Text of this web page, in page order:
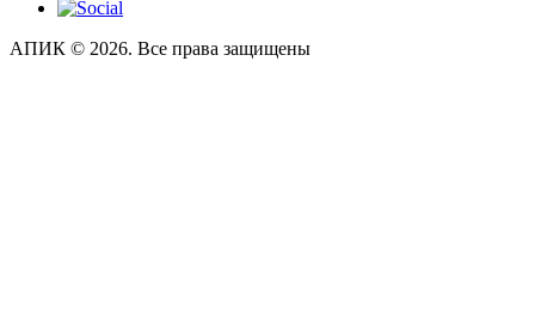
АПИК © 2026. Все права защищены